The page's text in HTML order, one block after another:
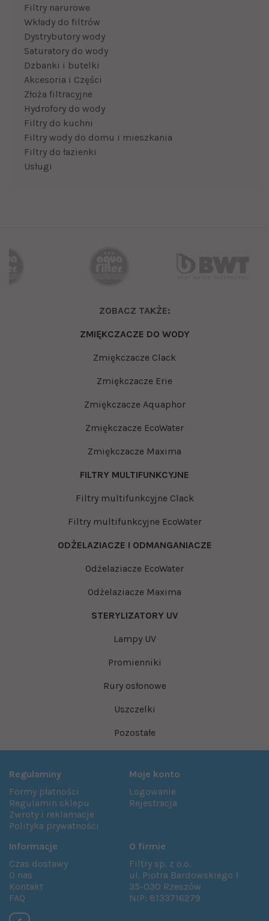
Filtry narurowe
Wkłady do filtrów
Dystrybutory wody
Saturatory do wody
Dzbanki i butelki
Akcesoria i Części
Złoża filtracyjne
Hydrofory do wody
Filtry do kuchni
Filtry wody do domu i mieszkania
Filtry do łazienki
Usługi
ZOBACZ TAKŻE:
ZMIĘKCZACZE DO WODY
Zmiękczacze Clack
Zmiękczacze Erie
Zmiękczacze Aquaphor
Zmiękczacze EcoWater
Zmiękczacze Maxima
FILTRY MULTIFUNKCYJNE
Filtry multifunkcyjne Clack
Filtry multifunkcyjne EcoWater
ODŻELAZIACZE I ODMANGANIACZE
Odżelaziacze EcoWater
Odżelaziacze Maxima
STERYLIZATORY UV
Lampy UV
Promienniki
Rury osłonowe
Uszczelki
Pozostałe
Regulaminy
Formy płatności
Regulamin sklepu
Zwroty i reklamacje
Polityka prywatności
Moje konto
Logowanie
Rejestracja
Informacje
Czas dostawy
O nas
Kontakt
FAQ
O firmie
Filtry sp. z o.o.
ul. Piotra Bardowskiego 1
35-030 Rzeszów
NIP: 8133716279